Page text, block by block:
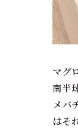
マグ
南半
メバ
はそ